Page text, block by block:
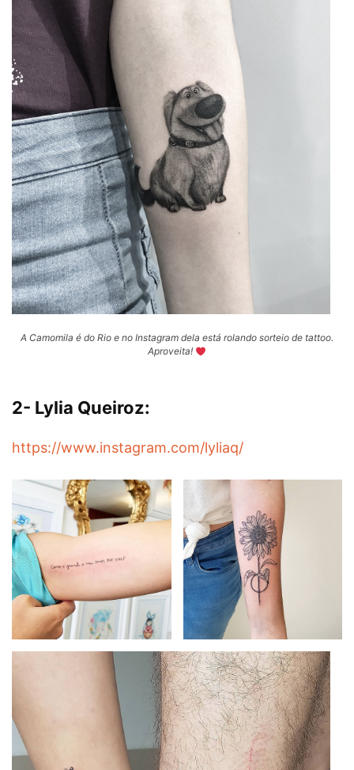
A Camomila é do Rio e no Instagram dela está rolando sorteio de tattoo.
Aproveita!
2- Lylia Queiroz:
https://www.instagram.com/lyliaq/